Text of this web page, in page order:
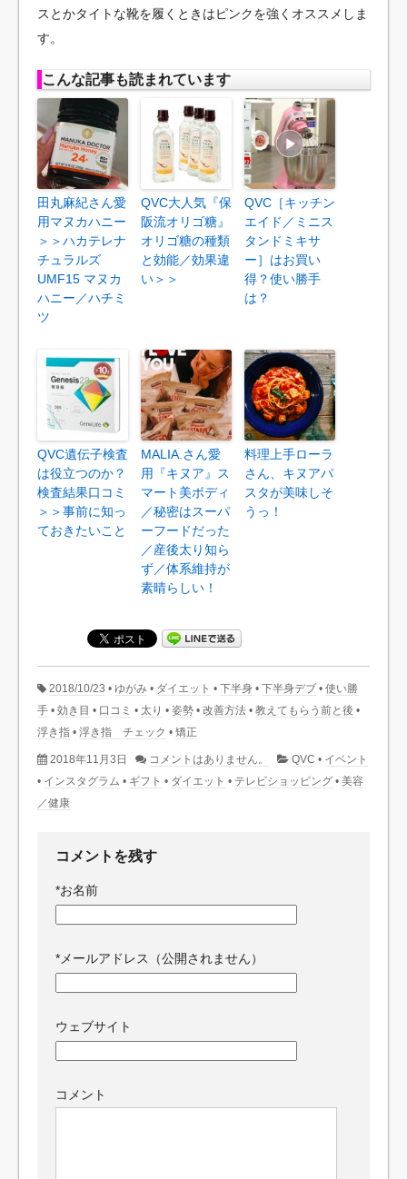
スとかタイトな靴を履くときはピンクを強くオススメしま
す。
こんな記事も読まれています
田丸麻紀さん愛
用マヌカハニー
＞＞ハカテレナ
チュラルズ
UMF15 マヌカ
ハニー／ハチミ
ツ
QVC大人気『保
阪流オリゴ糖』
オリゴ糖の種類
と効能／効果違
い＞＞
QVC［キッチン
エイド／ミニス
タンドミキサ
ー］はお買い
得？使い勝手
は？
QVC遺伝子検査
は役立つのか？
検査結果口コミ
＞＞事前に知っ
ておきたいこと
MALIA.さん愛
用『キヌア』ス
マート美ボディ
／秘密はスーパ
ーフードだった
／産後太り知ら
ず／体系維持が
素晴らしい！
料理上手ローラ
さん、キヌアパ
スタが美味しそ
うっ！
2018/10/23 • ゆがみ • ダイエット • 下半身 • 下半身デブ • 使い勝
手 • 効き目 • 口コミ • 太り • 姿勢 • 改善方法 • 教えてもらう前と後 •
浮き指 • 浮き指 チェック • 矯正
2018年11月3日 コメントはありません。 QVC • イベント
• インスタグラム • ギフト • ダイエット • テレビショッピング • 美容
／健康
コメントを残す
*お名前
* メールアドレス（公開されません）
ウェブサイト
コメント